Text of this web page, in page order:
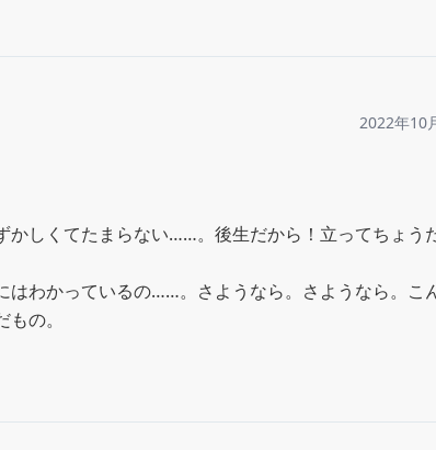
2022年10
かしくてたまらない……。後生だから！立ってちょう
はわかっているの……。さようなら。さようなら。こ
の。